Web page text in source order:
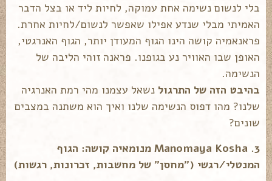
בלי לנשום נשימה אחת עמוקה, לחיות ליד או בצל הדבר
האמיתי מבלי שנדע אפילו שאפשר לנשום/לחיות אחרת.
פראנאמיה קושה הינו הגוף המעודן יותר, הגוף האנרגטי,
האופן שבו האוויר נע בגופנו. פראנה זוהי הליבה של
הנשימה.
בהיבט הזה של התרגול נשאל עצמנו מהי רמת האנרגיה
שלנו? מהו דפוס הנשימה שלנו ואיך הוא משתנה במצבים
שונים?
3. Manomaya Kosha מנומאיה קושה: הגוף
המנטלי/רגשי ("מחסן" של מחשבות, זכרונות, רגשות)